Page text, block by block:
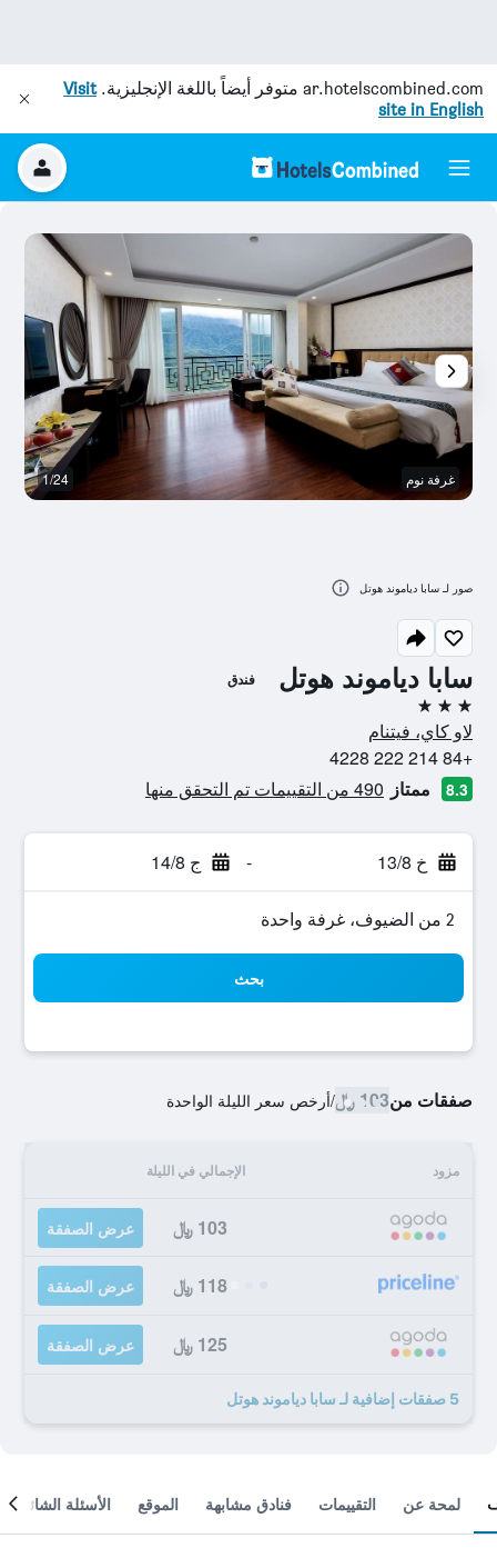
ar.hotelscombined.com متوفر أيضاً باللغة الإنجليزية.Visit
site in English
سابا دياموند هوتل فندق
3 نجوم
لاو كاي، فيتنام
+84 214 222 4228
8.3 ممتاز 490 من التقييمات تم التحقق منها
خ 13/8 - ج 14/8
2 من الضيوف، غرفة واحدة
بحث
صفقات من103 ﷼ /أرخص سعر الليلة الواحدة
مزود الإجمالي في الليلة
103 ﷼ عرض الصفقة
118 ﷼ عرض الصفقة
125 ﷼ عرض الصفقة
5 صفقات إضافية لـ سابا دياموند هوتل
غرفة نوم 1/24
صور لـ سابا دياموند هوتل
لمحة عن التقييمات فنادق مشابهة الموقع الأسئلة الشائعة